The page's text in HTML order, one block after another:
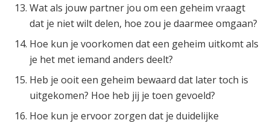
Wat als jouw partner jou om een geheim vraagt
dat je niet wilt delen, hoe zou je daarmee omgaan?
Hoe kun je voorkomen dat een geheim uitkomt als
je het met iemand anders deelt?
Heb je ooit een geheim bewaard dat later toch is
uitgekomen? Hoe heb jij je toen gevoeld?
Hoe kun je ervoor zorgen dat je duidelijke